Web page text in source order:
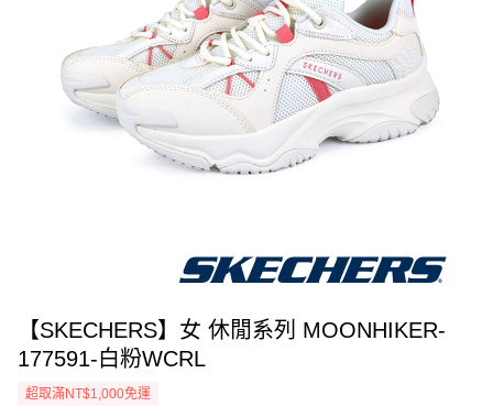
【SKECHERS】女 休閒系列 MOONHIKER-
177591-白粉WCRL
超取滿NT$1,000免運